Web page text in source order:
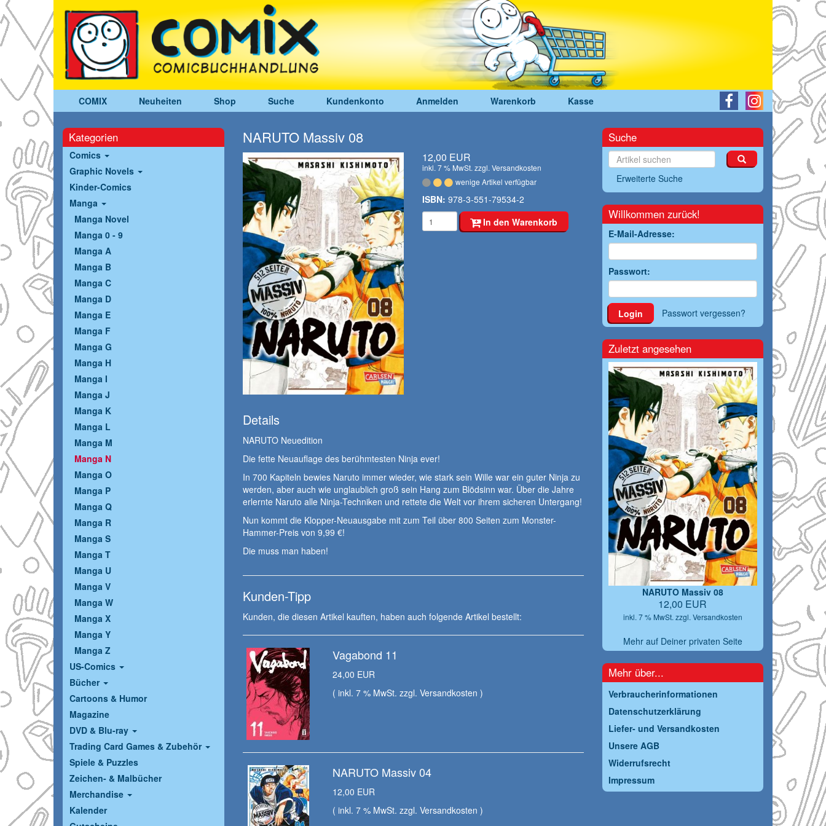
COMIX Neuheiten Shop Suche Kundenkonto Anmelden Warenkorb Kasse
Kategorien
Comics
Graphic Novels
Kinder-Comics
Manga
Manga Novel
Manga 0 - 9
Manga A
Manga B
Manga C
Manga D
Manga E
Manga F
Manga G
Manga H
Manga I
Manga J
Manga K
Manga L
Manga M
Manga N
Manga O
Manga P
Manga Q
Manga R
Manga S
Manga T
Manga U
Manga V
Manga W
Manga X
Manga Y
Manga Z
US-Comics
Bücher
Cartoons & Humor
Magazine
DVD & Blu-ray
Trading Card Games & Zubehör
Spiele & Puzzles
Zeichen- & Malbücher
Merchandise
Kalender
NARUTO Massiv 08
12,00 EUR
inkl. 7 % MwSt. zzgl. Versandkosten
wenige Artikel verfügbar
ISBN: 978-3-551-79534-2
In den Warenkorb
Details
NARUTO Neuedition
Die fette Neuauflage des berühmtesten Ninja ever!
In 700 Kapiteln bewies Naruto immer wieder, wie stark sein Wille war ein guter Ninja zu
werden, aber auch wie unglaublich groß sein Hang zum Blödsinn war. Über die Jahre
erlernte Naruto alle Ninja-Techniken und rettete die Welt vor ihrem sicheren Untergang!
Nun kommt die Klopper-Neuausgabe mit zum Teil über 800 Seiten zum Monster-
Hammer-Preis von 9,99 €!
Die muss man haben!
Kunden-Tipp
Kunden, die diesen Artikel kauften, haben auch folgende Artikel bestellt:
Vagabond 11
24,00 EUR
( inkl. 7 % MwSt. zzgl. Versandkosten )
NARUTO Massiv 04
12,00 EUR
( inkl. 7 % MwSt. zzgl. Versandkosten )
Suche
Erweiterte Suche
Willkommen zurück!
E-Mail-Adresse:
Passwort:
Login Passwort vergessen?
Zuletzt angesehen
NARUTO Massiv 08
12,00 EUR
inkl. 7 % MwSt. zzgl. Versandkosten
Mehr auf Deiner privaten Seite
Mehr über...
Verbraucherinformationen
Datenschutzerklärung
Liefer- und Versandkosten
Unsere AGB
Widerrufsrecht
Impressum